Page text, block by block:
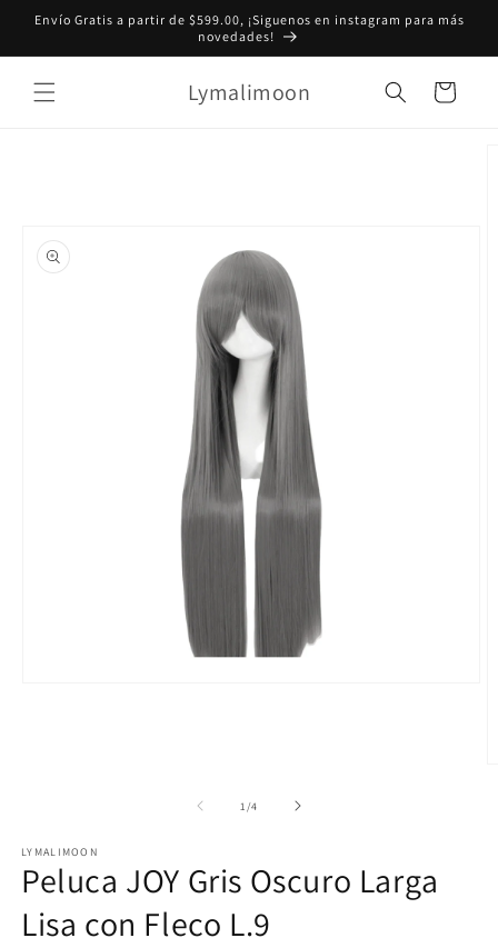
directamente
Envío Gratis a partir de $599.00, ¡Siguenos en instagram para más
novedades!
Lymalimoon Carrito
1/de
4
LYMALIMOON
Peluca JOY Gris Oscuro Larga
Lisa con Fleco L.9